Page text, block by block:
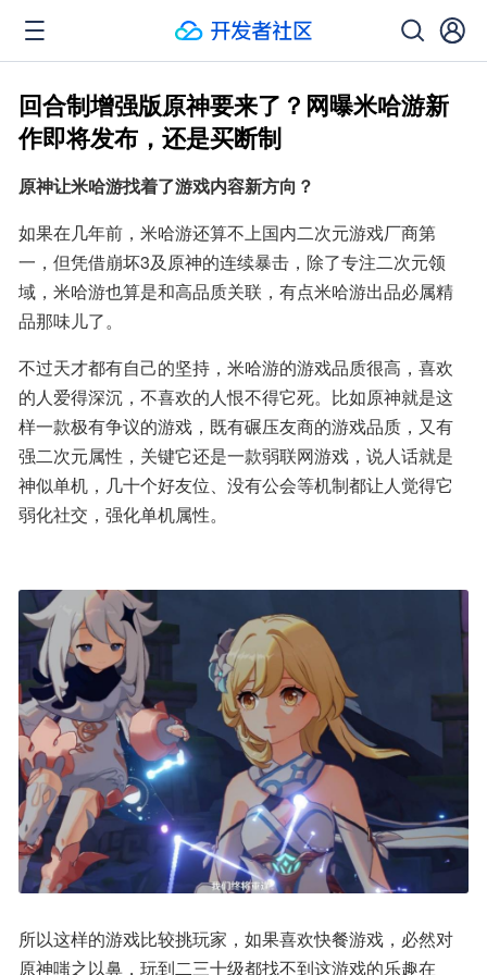
回合制增强版原神要来了？网曝米哈游新
作即将发布，还是买断制
原神让米哈游找着了游戏内容新方向？
如果在几年前，米哈游还算不上国内二次元游戏厂商第
一，但凭借崩坏3及原神的连续暴击，除了专注二次元领
域，米哈游也算是和高品质关联，有点米哈游出品必属精
品那味儿了。
不过天才都有自己的坚持，米哈游的游戏品质很高，喜欢
的人爱得深沉，不喜欢的人恨不得它死。比如原神就是这
样一款极有争议的游戏，既有碾压友商的游戏品质，又有
强二次元属性，关键它还是一款弱联网游戏，说人话就是
神似单机，几十个好友位、没有公会等机制都让人觉得它
弱化社交，强化单机属性。
所以这样的游戏比较挑玩家，如果喜欢快餐游戏，必然对
原神嗤之以鼻，玩到二三十级都找不到这游戏的乐趣在